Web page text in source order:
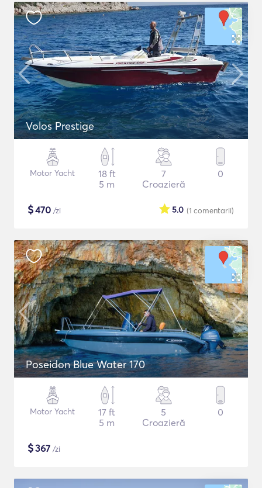
Volos Prestige
Motor Yacht
18 ft
5 m
7
Croazieră
0
$470 /zi (1 comentarii)
5.0
Poseidon Blue Water 170
Motor Yacht
17 ft
5 m
5
Croazieră
0
$367 /zi